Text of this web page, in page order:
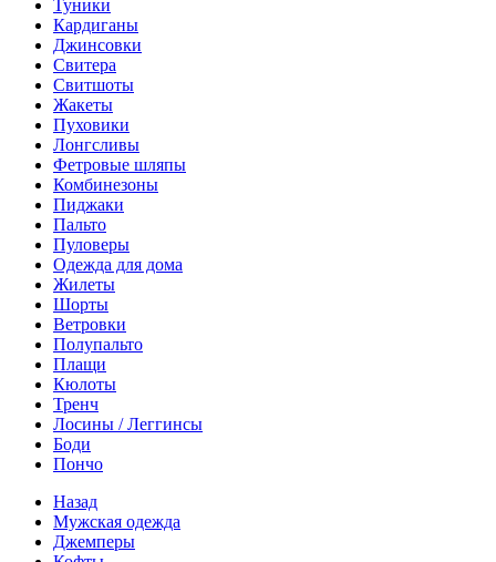
Туники
Кардиганы
Джинсовки
Свитера
Свитшоты
Жакеты
Пуховики
Лонгсливы
Фетровые шляпы
Комбинезоны
Пиджаки
Пальто
Пуловеры
Одежда для дома
Жилеты
Шорты
Ветровки
Полупальто
Плащи
Кюлоты
Тренч
Лосины / Леггинсы
Боди
Пончо
Назад
Мужская одежда
Джемперы